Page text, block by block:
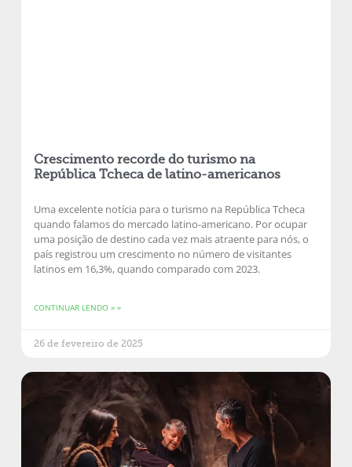
Crescimento recorde do turismo na
República Tcheca de latino-americanos
Uma excelente notícia para o turismo na República Tcheca
quando falamos do mercado latino-americano. Por ocupar
uma posição de destino cada vez mais atraente para nós, o
país registrou um crescimento no número de visitantes
latinos em 16,3%, quando comparado com 2023.
CONTINUAR LENDO » »
26 de fevereiro de 2025